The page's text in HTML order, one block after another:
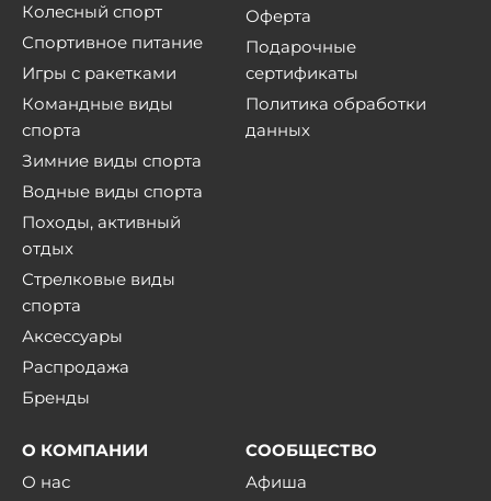
Колесный спорт
Спортивное питание
Игры с ракетками
Командные виды
спорта
Зимние виды спорта
Водные виды спорта
Походы, активный
отдых
Стрелковые виды
спорта
Аксессуары
Распродажа
Бренды
Оферта
Подарочные
сертификаты
Политика обработки
данных
О КОМПАНИИ
О нас
СООБЩЕСТВО
Афиша